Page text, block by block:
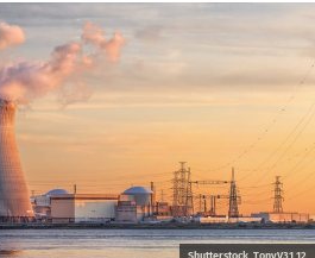
Shutterstock, TonyV31 12